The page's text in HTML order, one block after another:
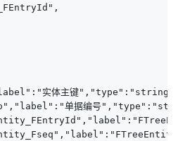
实体主键
单据编号